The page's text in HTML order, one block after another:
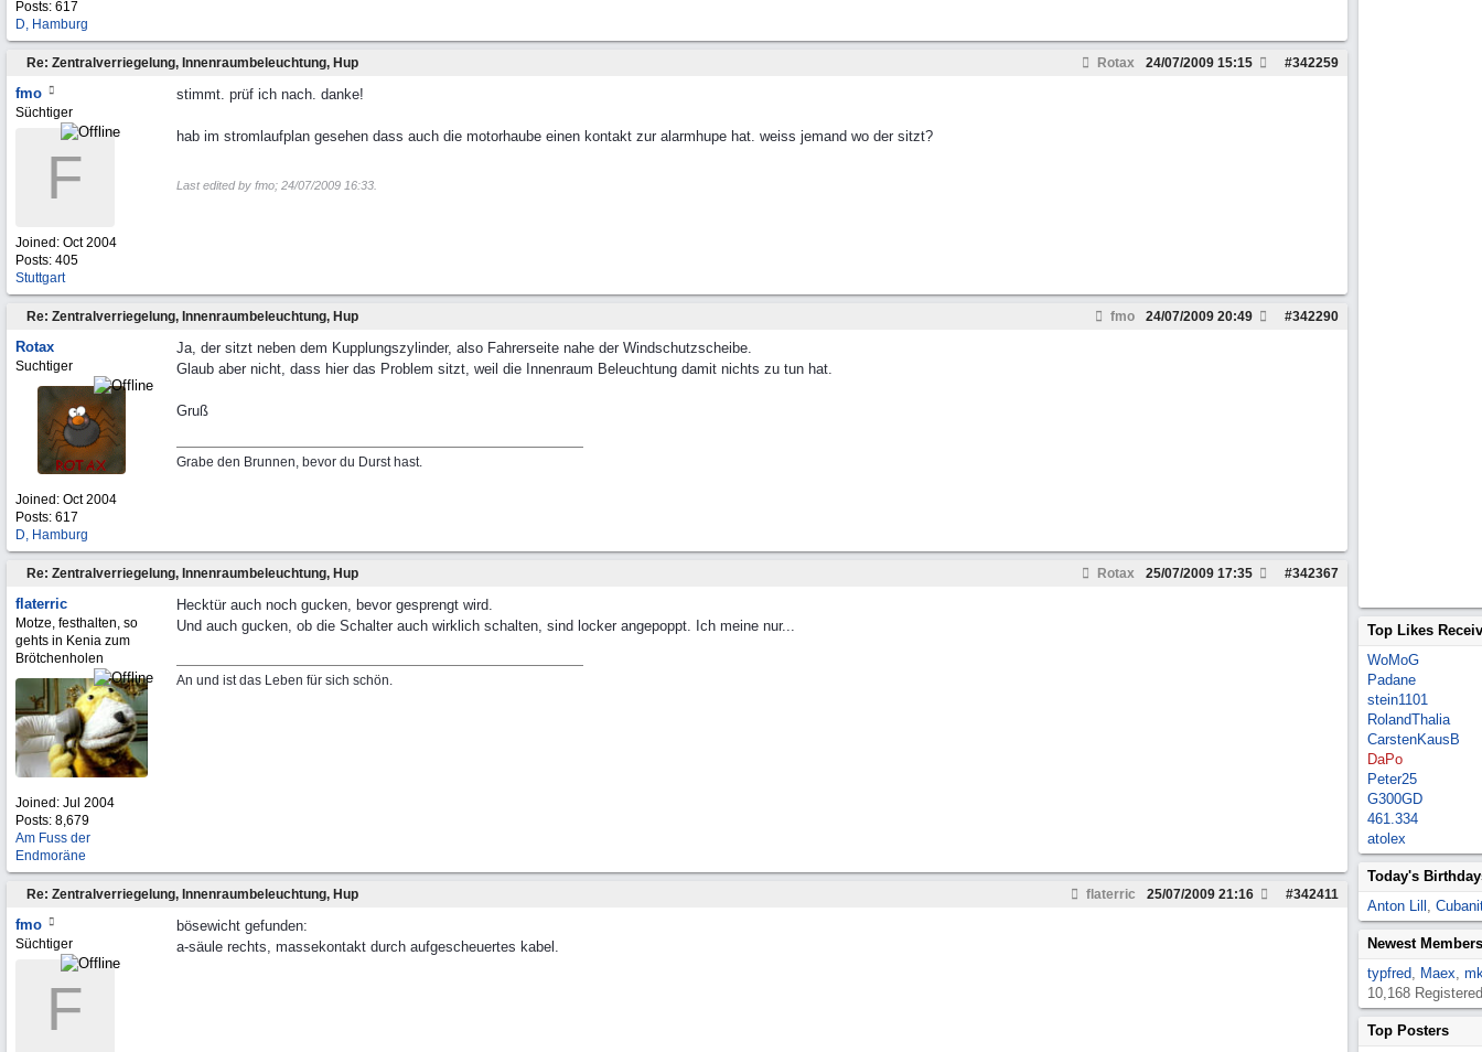
Posts: 617
D, Hamburg
Re: Zentralverriegelung, Innenraumbeleuchtung, Hup Rotax #342259
24/07/2009 15:15
fmo
Süchtiger
F
Joined: Oct 2004
Posts: 405
Stuttgart
stimmt. prüf ich nach. danke!
hab im stromlaufplan gesehen dass auch die motorhaube einen kontakt zur alarmhupe hat. weiss jemand wo der sitzt?
Last edited by fmo; 24/07/2009 16:33
Re: Zentralverriegelung, Innenraumbeleuchtung, Hup fmo #342290
24/07/2009 20:49
Rotax
Suchtiger
Joined: Oct 2004
Posts: 617
D, Hamburg
Ja, der sitzt neben dem Kupplungszylinder, also Fahrerseite nahe der Windschutzscheibe.
Glaub aber nicht, dass hier das Problem sitzt, weil die Innenraum Beleuchtung damit nichts zu tun hat.
Gruß
Grabe den Brunnen, bevor du Durst hast.
Re: Zentralverriegelung, Innenraumbeleuchtung, Hup Rotax #342367
25/07/2009 17:35
flaterric
Motze, festhalten, so
gehts in Kenia zum
Brötchenholen
Joined: Jul 2004
Posts: 8,679
Am Fuss der
Endmoräne
Hecktür auch noch gucken, bevor gesprengt wird.
Und auch gucken, ob die Schalter auch wirklich schalten, sind locker angepoppt. Ich meine nur...
An und ist das Leben für sich schön.
Re: Zentralverriegelung, Innenraumbeleuchtung, Hup flaterric #342411
25/07/2009 21:16
fmo
Süchtiger
F
bösewicht gefunden:
a-säule rechts, massekontakt durch aufgescheuertes kabel.
Top Likes
WoMoG
Padane
stein1101
RolandThalia
CarstenKausB
DaPo
Peter25
G300GD
461.334
atolex
Today's
Anton Lill ,
Newest Members
typfred, Maex,
10,168
Top Posters